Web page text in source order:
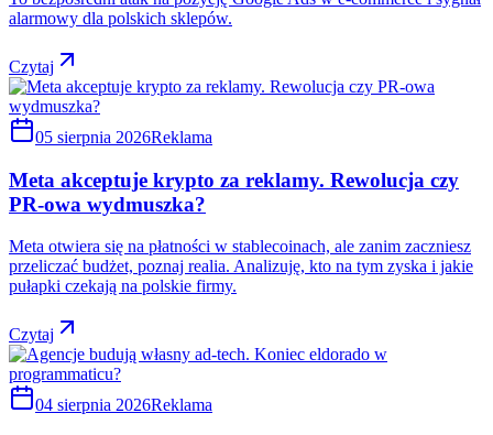
alarmowy dla polskich sklepów.
Czytaj
05 sierpnia 2026Reklama
Meta akceptuje krypto za reklamy. Rewolucja czy
PR-owa wydmuszka?
Meta otwiera się na płatności w stablecoinach, ale zanim zaczniesz
przeliczać budżet, poznaj realia. Analizuję, kto na tym zyska i jakie
pułapki czekają na polskie firmy.
Czytaj
04 sierpnia 2026Reklama